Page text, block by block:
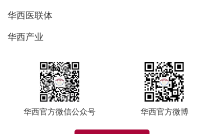
华西医联体
华西产业
华西官方微信公众号 华西官方微博